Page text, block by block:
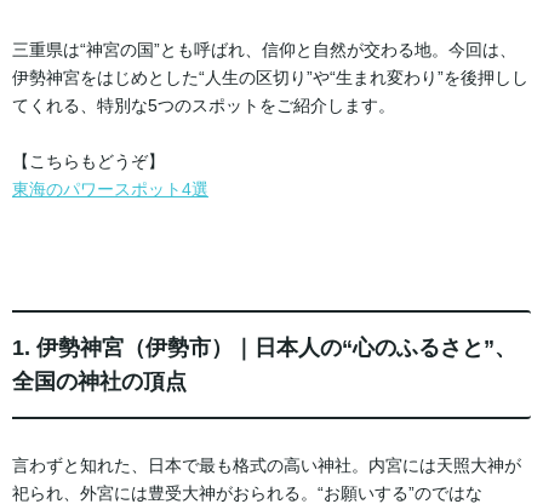
三重県は“神宮の国”とも呼ばれ、信仰と自然が交わる地。今回は、
伊勢神宮をはじめとした“人生の区切り”や“生まれ変わり”を後押しし
てくれる、特別な5つのスポットをご紹介します。
【こちらもどうぞ】
東海のパワースポット4選
1. 伊勢神宮（伊勢市）｜日本人の“心のふるさと”、
全国の神社の頂点
言わずと知れた、日本で最も格式の高い神社。内宮には天照大神が
祀られ、外宮には豊受大神がおられる。“お願いする”のではな